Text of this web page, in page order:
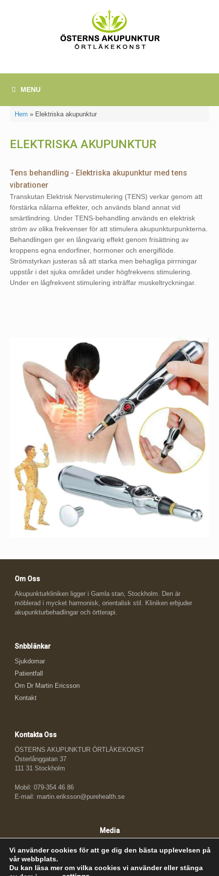
MENU
Hem » Elektriska akupunktur
ELEKTRISKA AKUPUNKTUR
Tens behandling - Elektriska akupunktur med tens
vibrationer
Transkutan Elektrisk Nervstimulering (TENS) verkar genom att
förstärka nålarna effekter, och används bland annat vid
smärtlindring. Under TENS-behandling används en elektrisk
ström av olika frekvenser för att stimulera akupunkturpunkterna.
Behandlingen ger en långvarig effekt genom frisättning av
kroppens egna endorfiner, hormoner och energiflöde.
Strömstyrkan justeras så att starka men behagliga pirrningar
uppstår i det sjuka området under högfrekvens stimulering.
Under en lågfrekvent stimulering inträffar muskeltryckningar.
Om Oss
Akupunkturkliniken ligger i Gamla stan, Stockholm. Den är
möblerad i mycket harmonisk, orientalisk stil. Kliniken erbjuder
akupunkturbehadlingar och örtterapi.
Snbblänkar
Sjukdomar
Patientfall
Om Dr Martin Ericsson
Kontakt
Kontakta Oss
ÖSTERNS AKUPUNKTUR ÖRTLÄKEKONST
Österlånggatan 37
111 31 Stockholm
Mobil: 079-354 46 86
E-mail: martin.eriksson@purehealth.se
Media
Vi använder cookies för att ge dig den bästa upplevelsen på
vår webbplats.
Du kan läsa mer om vilka cookies vi använder eller stänga